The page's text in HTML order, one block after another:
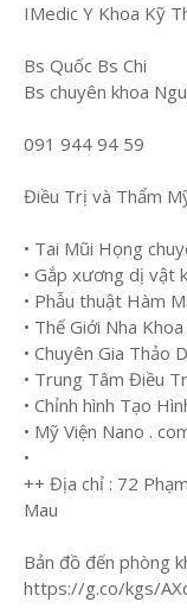
IMedic Y Khoa Kỹ
Bs Quốc Bs Chi
Bs chuyên khoa
091 944 94 59
Điều Trị và Thẩm
• Tai Mũi Họng
• Gắp xương dị vật
• Phẫu thuật Hàm
• Thế Giới Nha Khoa
• Chuyên Gia Thảo
• Trung Tâm Điều
• Chỉnh hình Tạo
• Mỹ Viện Nano .
•
++ Địa chỉ : 72
Mau
Bản đồ đến phòng
https://g.co/kgs/